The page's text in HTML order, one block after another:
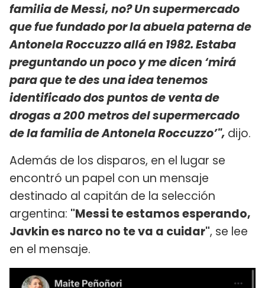
familia de Messi, no? Un supermercado
que fue fundado por la abuela paterna de
Antonela Roccuzzo allá en 1982. Estaba
preguntando un poco y me dicen ‘mirá
para que te des una ideatenemos
identificado dos puntos de venta de
drogas a 200 metros del supermercado
de la familia de Antonela Roccuzzo’", dijo.
Además de los disparos, en el lugar se
encontró un papel con un mensaje
destinado al capitán de la selección
argentina: "Messi te estamos esperando,
Javkin es narco no te va a cuidar", se lee
en el mensaje.